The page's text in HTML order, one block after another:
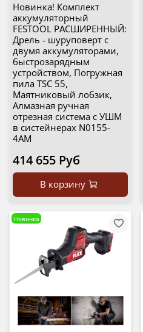
Новинка! Комплект
аккумуляторный
FESTOOL РАСШИРЕННЫЙ:
Дрель - шуруповерт с
двумя аккумуляторами,
быстрозарядным
устройством, Погружная
пила TSC 55,
Маятниковый лобзик,
Алмазная ручная
отрезная система с УШМ
в систейнерах N0155-
4AM
414 655 Руб
В корзину
Новинка